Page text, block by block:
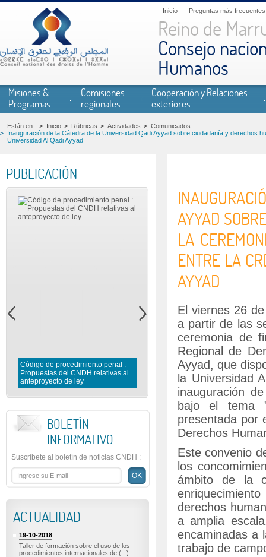
Pasar al contenido principal
Inicio Preguntas más frecuentes
Reino de
Consejo
Humanos
Misiones &
Programas
Comisiones
regionales
Cooperación y Relaciones
exteriores
Están en : Inicio Rúbricas Actividades
Comunicados
Inauguración de la Cátedra de la Universidad Qadi Ayyad sobre ciudadanía y derechos
Universidad Al Qadi Ayyad
PUBLICACIÓN
Código de procedimiento penal :
Propuestas del CNDH relativas al
anteproyecto de ley
Las penas alternativas
BOLETÍN
INFORMATIVO
Suscríbete al boletín de noticias CNDH :
ACTUALIDAD
19-10-2018
Taller de formación sobre el uso de los
procedimientos internacionales de (...)
AYYAD
LA
ENTRE LA
AYYAD
El viernes 26
a partir de las
ceremonia de
Regional de
Ayyad, que
la Universidad
inauguración
bajo el tema
presentada por
Derechos
Este convenio
los
ámbito de la
derechos
a amplia
encaminadas a
trabajo de